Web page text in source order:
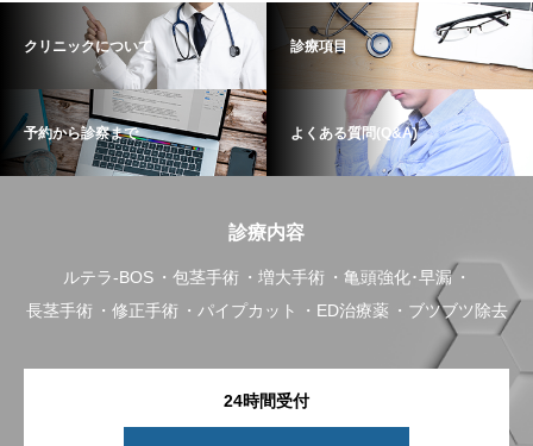
クリニックについて 診療項目
予約から診察まで よくある質問(Q&A)
診療内容
ルテラ-BOS 包茎手術 増大手術
亀頭強化･早漏
長茎手術
修正手術 パイプカット ED治療薬 ブツブツ除去
24時間受付